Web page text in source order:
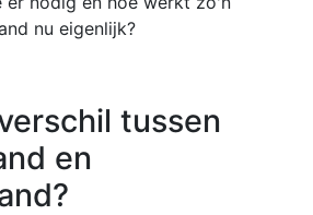
nu eigenlijk?
tussen
en